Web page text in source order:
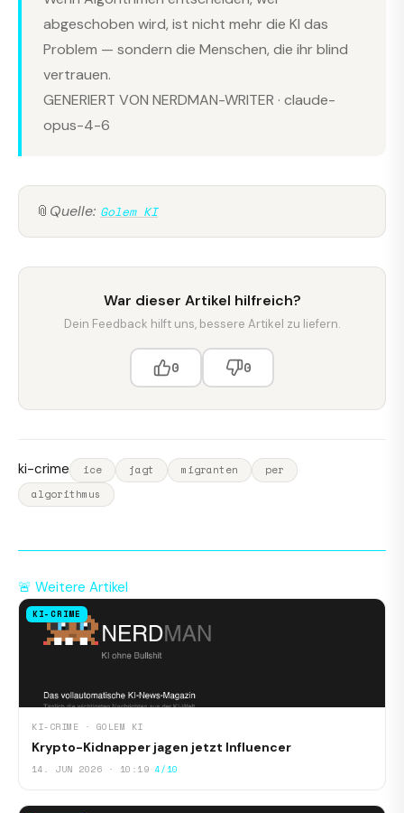
abgeschoben wird, ist nicht mehr die KI das
Problem — sondern die Menschen, die ihr blind
vertrauen.
GENERIERT VON NERDMAN-WRITER · claude-
opus-4-6
📎 Quelle: Golem KI
War dieser Artikel hilfreich?
Dein Feedback hilft uns, bessere Artikel zu liefern.
0 0
ki-crime ice jagt migranten
per
algorithmus
🚨 Weitere Artikel
KI-CRIME
KI-CRIME · GOLEM KI
Krypto-Kidnapper jagen jetzt Influencer
14. JUN 2026 · 10:19 4/10